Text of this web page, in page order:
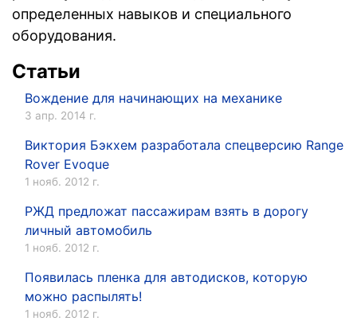
определенных навыков и специального
оборудования.
Статьи
Вождение для начинающих на механике
3 апр. 2014 г.
Виктория Бэкхем разработала спецверсию Range
Rover Evoque
1 нояб. 2012 г.
РЖД предложат пассажирам взять в дорогу
личный автомобиль
1 нояб. 2012 г.
Появилась пленка для автодисков, которую
можно распылять!
1 нояб. 2012 г.